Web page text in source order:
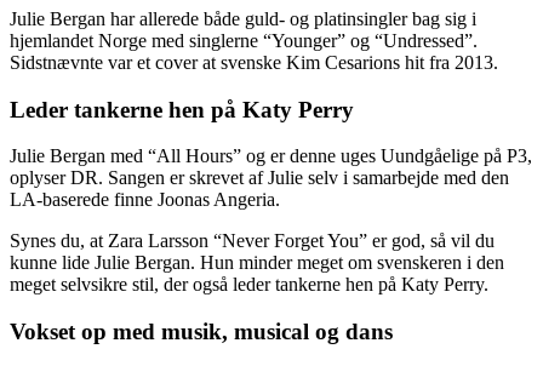
Julie Bergan har allerede både guld- og platinsingler bag sig i
hjemlandet Norge med singlerne “Younger” og “Undressed”.
Sidstnævnte var et cover at svenske Kim Cesarions hit fra 2013.
Leder tankerne hen på Katy Perry
Julie Bergan med “All Hours” og er denne uges Uundgåelige på P3,
oplyser DR. Sangen er skrevet af Julie selv i samarbejde med den
LA-baserede finne Joonas Angeria.
Synes du, at Zara Larsson “Never Forget You” er god, så vil du
kunne lide Julie Bergan. Hun minder meget om svenskeren i den
meget selvsikre stil, der også leder tankerne hen på Katy Perry.
Vokset op med musik, musical og dans